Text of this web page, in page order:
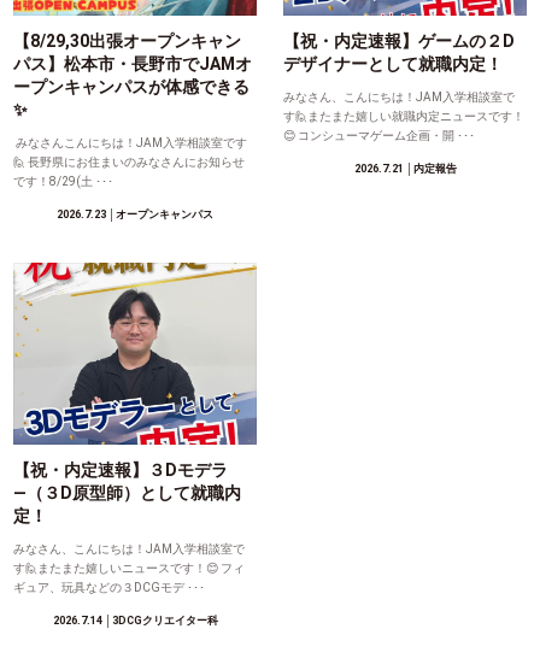
【8/29,30出張オープンキャン
パス】松本市・長野市でJAMオ
ープンキャンパスが体感できる
✨
みなさんこんにちは！JAM入学相談室です
🙋 長野県にお住まいのみなさんにお知らせ
です！8/29(土 ･･･
2026.7.23 │オープンキャンパス
【祝・内定速報】ゲームの２D
デザイナーとして就職内定！
みなさん、こんにちは！JAM入学相談室で
す🙋またまた嬉しい就職内定ニュースです！
😊 コンシューマゲーム企画・開 ･･･
2026.7.21 │内定報告
【祝・内定速報】３Dモデラ
―（３D原型師）として就職内
定！
みなさん、こんにちは！JAM入学相談室で
す🙋またまた嬉しいニュースです！😊 フィ
ギュア、玩具などの３DCGモデ ･･･
2026.7.14│3DCGクリエイター科